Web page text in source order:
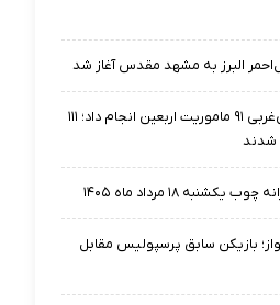
اورژانس آذربایجان‌غربی ۹۱ ماموریت اربعین انجام داد؛ ۱۱۱
شدند
۱۸ مرداد ماه ۱۴۰۵
بازیکن سابق پرسپولیس مقابل